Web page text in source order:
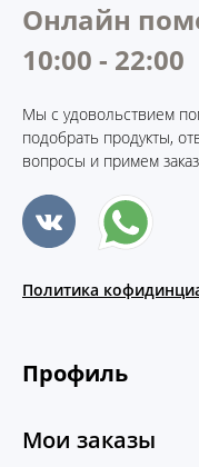
Онлайн
10:00 - 22:00
Мы с удовольствием
подобрать продукты,
вопросы и примем
Политика
Профиль
Мои заказы